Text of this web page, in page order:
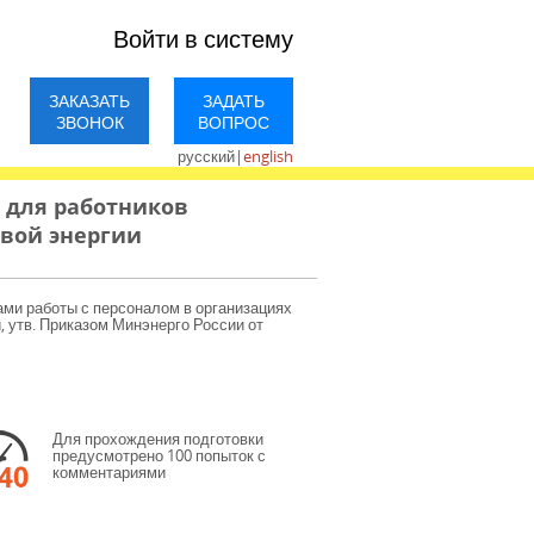
Войти в систему
ЗАКАЗАТЬ
ЗВОНОК
ЗАДАТЬ
ВОПРОС
русский|english
работников
энергии
работы с персоналом в организациях
утв. Приказом Минэнерго России от
Для прохождения подготовки
предусмотрено 100 попыток с
комментариями